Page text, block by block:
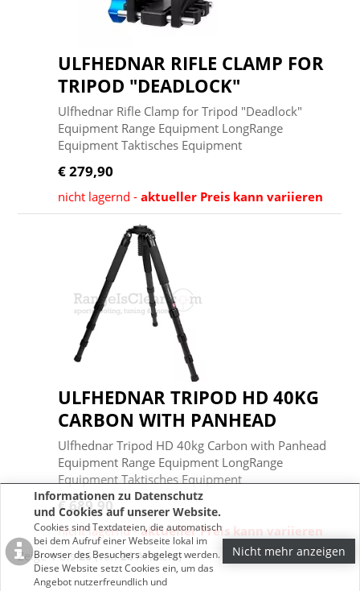
Informationen zu Datenschutz
und Cookies auf unserer Website.
Cookies sind Textdateien, die automatisch
bei dem Aufruf einer Webseite lokal im
Browser des Besuchers abgelegt werden.
Diese Website setzt Cookies ein, um das
Angebot nutzerfreundlich und
Nicht mehr anzeigen
ULFHEDNAR RIFLE CLAMP FOR
TRIPOD "DEADLOCK"
Ulfhednar Rifle Clamp for Tripod "Deadlock"
Equipment Range Equipment LongRange
Equipment Taktisches Equipment
€ 279,90
nicht lagernd -aktueller Preis kann variieren
ULFHEDNAR TRIPOD HD 40KG
CARBON WITH PANHEAD
Ulfhednar Tripod HD 40kg Carbon with Panhead
Equipment Range Equipment LongRange
Equipment Taktisches Equipment
€ 689,90
nicht lagernd -aktueller Preis kann variieren
Zeige1bis26(von26Artikeln)